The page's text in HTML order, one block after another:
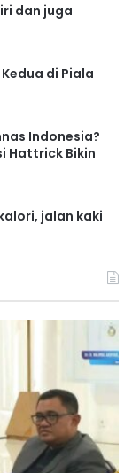
dan juga
di Piala
Indonesia?
Hattrick Bikin
jalan kaki